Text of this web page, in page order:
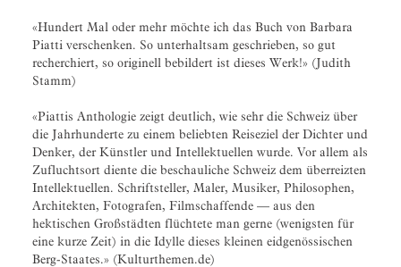
«Hundert Mal oder mehr möchte ich das Buch von Barbara
Piatti verschenken. So unterhaltsam geschrieben, so gut
recherchiert, so originell bebildert ist dieses Werk!» (Judith
Stamm)
«Piattis Anthologie zeigt deutlich, wie sehr die Schweiz über
die Jahrhunderte zu einem beliebten Reiseziel der Dichter und
Denker, der Künstler und Intellektuellen wurde. Vor allem als
Zufluchtsort diente die beschauliche Schweiz dem überreizten
Intellektuellen. Schriftsteller, Maler, Musiker, Philosophen,
Architekten, Fotografen, Filmschaffende — aus den
hektischen Großstädten flüchtete man gerne (wenigsten für
eine kurze Zeit) in die Idylle dieses kleinen eidgenössischen
Berg-Staates.» (Kulturthemen.de)